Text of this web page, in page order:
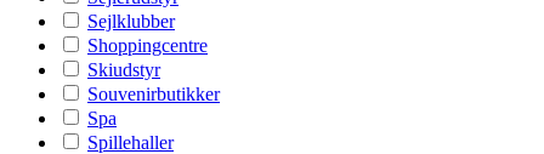
Sejlklubber
Shoppingcentre
Skiudstyr
Souvenirbutikker
Spa
Spillehaller